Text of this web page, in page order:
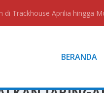
di Trackhouse Aprilia hingga
BERANDA